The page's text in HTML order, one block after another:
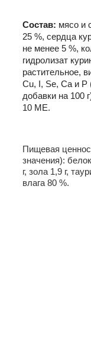
Состав: мясо и
25 %, сердца
не менее 5 %,
гидролизат
растительное,
Cu, I, Se, Са и Р
добавки на 100
10 МЕ.
Пищевая
значения):
г, зола 1,9 г,
влага 80 %.